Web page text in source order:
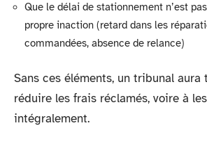
Que le délai de stationnement n’est
propre inaction (retard dans les
commandées, absence de relance)
Sans ces éléments, un tribunal aura
réduire les frais réclamés, voire à
intégralement.